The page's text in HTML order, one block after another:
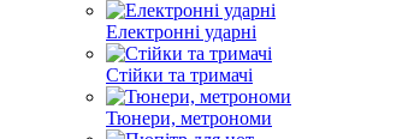
Електронні ударні
Стійки та тримачі
Тюнери, метрономи